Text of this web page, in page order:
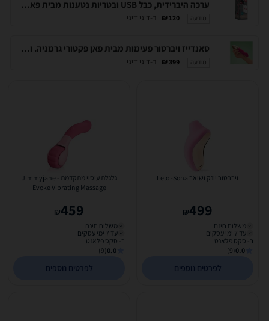
ערכה היברידית, כבל USB ובטריות נטענות מבית פאן פקטורי גרמניה - FUN-1030000 FUN FACTORY HYBRID KIT
מודעה 120 ₪ ב-דיגי דיגי
סאנדייז ויברטור פעימות מבית פאן פקטורי גרמניה. ורוד פוקסיה - FUN-FACTORY-30000 SUNDAZE
מודעה 399 ₪ ב-דיגי דיגי
ויברטור יונק ושואב Lelo -Sona
499
₪
משלוח חינם
עד 7 ימי עסקים
ב- סקס פלאנט
0.0
(9)
לפרטים נוספים
גלגלת עיסוי מתקדמת Jimmyjane -
Evoke Vibrating Massage
459
₪
משלוח חינם
עד 7 ימי עסקים
ב- סקס פלאנט
0.0
(9)
לפרטים נוספים